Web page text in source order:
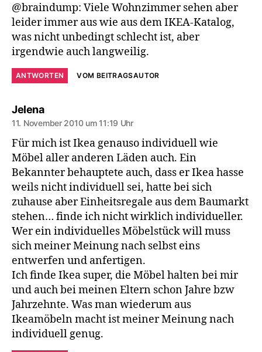
@braindump: Viele Wohnzimmer sehen aber
leider immer aus wie aus dem IKEA-Katalog,
was nicht unbedingt schlecht ist, aber
irgendwie auch langweilig.
ANTWORTEN VOM BEITRAGSAUTOR
Jelenasagt:
11. November 2010 um 11:19 Uhr
Für mich ist Ikea genauso individuell wie
Möbel aller anderen Läden auch. Ein
Bekannter behauptete auch, dass er Ikea hasse
weils nicht individuell sei, hatte bei sich
zuhause aber Einheitsregale aus dem Baumarkt
stehen… finde ich nicht wirklich individueller.
Wer ein individuelles Möbelstück will muss
sich meiner Meinung nach selbst eins
entwerfen und anfertigen.
Ich finde Ikea super, die Möbel halten bei mir
und auch bei meinen Eltern schon Jahre bzw
Jahrzehnte. Was man wiederum aus
Ikeamöbeln macht ist meiner Meinung nach
individuell genug.